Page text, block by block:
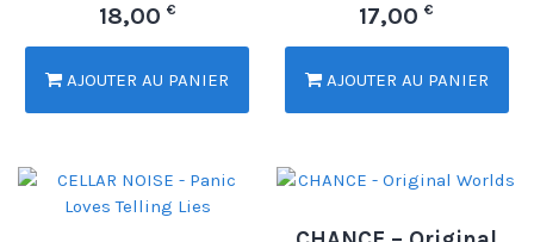
18,00 €
AJOUTER AU PANIER
17,00€
AJOUTER AU PANIER